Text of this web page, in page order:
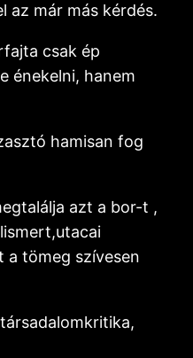
az már más kérdés.
csak ép
énekelni, hanem
hamisan fog
azt a bor-t ,
a tömeg szívesen